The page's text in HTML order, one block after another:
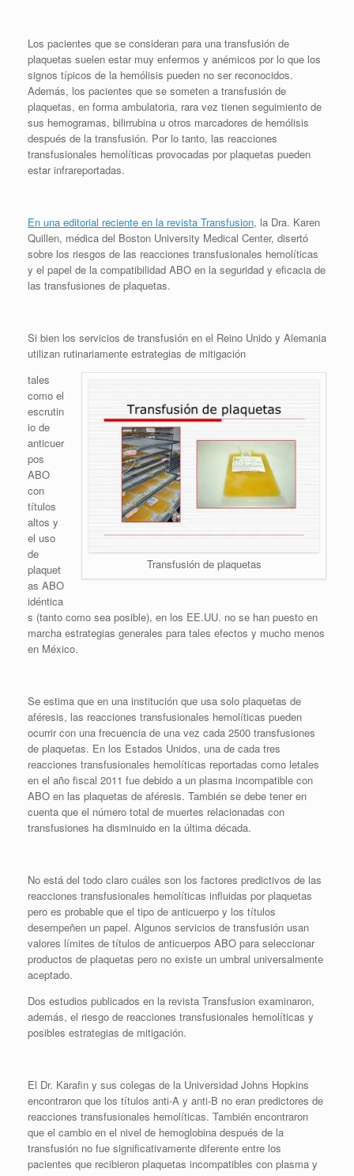
Los pacientes que se consideran para una transfusión de
plaquetas suelen estar muy enfermos y anémicos por lo que los
signos típicos de la hemólisis pueden no ser reconocidos.
Además, los pacientes que se someten a transfusión de
plaquetas, en forma ambulatoria, rara vez tienen seguimiento de
sus hemogramas, bilirrubina u otros marcadores de hemólisis
después de la transfusión. Por lo tanto, las reacciones
transfusionales hemolíticas provocadas por plaquetas pueden
estar infrareportadas.
En una editorial reciente en la revista Transfusion, la Dra. Karen
Quillen, médica del Boston University Medical Center, disertó
sobre los riesgos de las reacciones transfusionales hemolíticas
y el papel de la compatibilidad ABO en la seguridad y eficacia de
las transfusiones de plaquetas.
Si bien los servicios de transfusión en el Reino Unido y Alemania
utilizan rutinariamente estrategias de mitigación
Transfusión de plaquetas
tales
como el
escrutin
io de
anticuer
pos
ABO
con
títulos
altos y
el uso
de
plaquet
as ABO
idéntica
s (tanto como sea posible), en los EE.UU. no se han puesto en
marcha estrategias generales para tales efectos y mucho menos
en México.
Se estima que en una institución que usa solo plaquetas de
aféresis, las reacciones transfusionales hemolíticas pueden
ocurrir con una frecuencia de una vez cada 2500 transfusiones
de plaquetas. En los Estados Unidos, una de cada tres
reacciones transfusionales hemolíticas reportadas como letales
en el año fiscal 2011 fue debido a un plasma incompatible con
ABO en las plaquetas de aféresis. También se debe tener en
cuenta que el número total de muertes relacionadas con
transfusiones ha disminuido en la última década.
No está del todo claro cuáles son los factores predictivos de las
reacciones transfusionales hemolíticas influidas por plaquetas
pero es probable que el tipo de anticuerpo y los títulos
desempeñen un papel. Algunos servicios de transfusión usan
valores límites de títulos de anticuerpos ABO para seleccionar
productos de plaquetas pero no existe un umbral universalmente
aceptado.
Dos estudios publicados en la revista Transfusion examinaron,
además, el riesgo de reacciones transfusionales hemolíticas y
posibles estrategias de mitigación.
El Dr. Karafin y sus colegas de la Universidad Johns Hopkins
encontraron que los títulos anti-A y anti-B no eran predictores de
reacciones transfusionales hemolíticas. También encontraron
que el cambio en el nivel de hemoglobina después de la
transfusión no fue significativamente diferente entre los
pacientes que recibieron plaquetas incompatibles con plasma y